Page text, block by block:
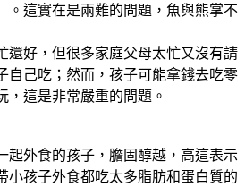
。這實在是兩難的問題，魚與熊掌不
還好，但很多家庭父母太忙又沒有請
自己吃；然而，孩子可能拿錢去吃零
，這是非常嚴重的問題。
起外食的孩子，膽固醇越，高這表示
小孩子外食都吃太多脂肪和蛋白質的